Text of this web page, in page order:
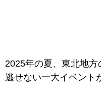
2025年の夏、東北地
逃せない一大イベント